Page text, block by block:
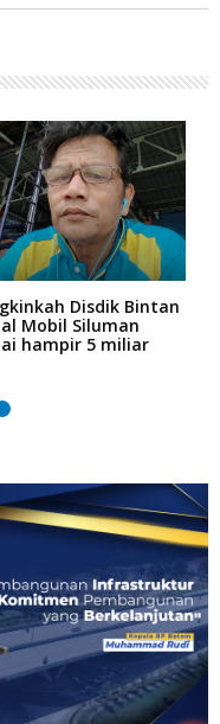
Disdik Bintan
Mobil Siluman
hampir 5 miliar